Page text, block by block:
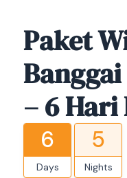
Paket
– 6
6
Days
5
Nights